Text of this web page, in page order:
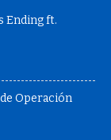
Ending ft.
Operación